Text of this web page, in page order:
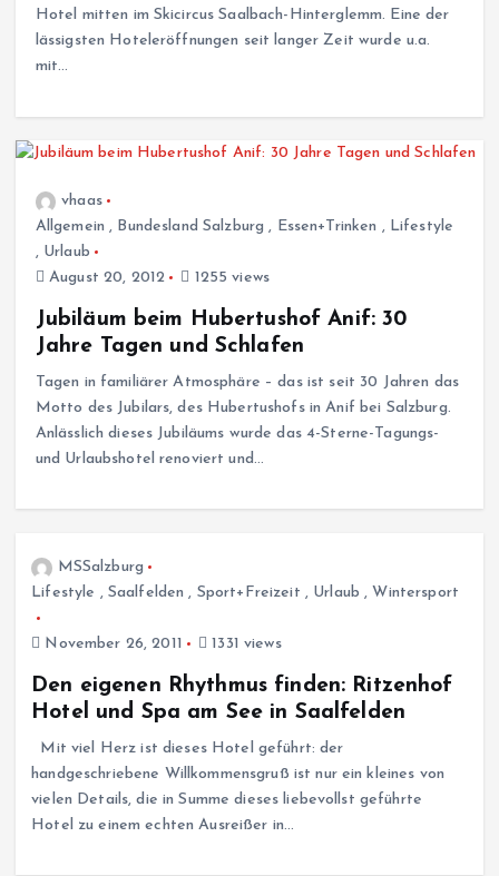
Hotel mitten im Skicircus Saalbach-Hinterglemm. Eine der
lässigsten Hoteleröffnungen seit langer Zeit wurde u.a.
mit…
vhaas
Allgemein , Bundesland Salzburg , Essen+Trinken , Lifestyle
, Urlaub
August 20, 2012
1255 views
Jubiläum beim Hubertushof Anif: 30
Jahre Tagen und Schlafen
Tagen in familiärer Atmosphäre – das ist seit 30 Jahren das
Motto des Jubilars, des Hubertushofs in Anif bei Salzburg.
Anlässlich dieses Jubiläums wurde das 4-Sterne-Tagungs-
und Urlaubshotel renoviert und…
MSSalzburg
Lifestyle , Saalfelden , Sport+Freizeit , Urlaub , Wintersport
November 26, 2011 1331 views
Den eigenen Rhythmus finden: Ritzenhof
Hotel und Spa am See in Saalfelden
Mit viel Herz ist dieses Hotel geführt: der
handgeschriebene Willkommensgruß ist nur ein kleines von
vielen Details, die in Summe dieses liebevollst geführte
Hotel zu einem echten Ausreißer in…